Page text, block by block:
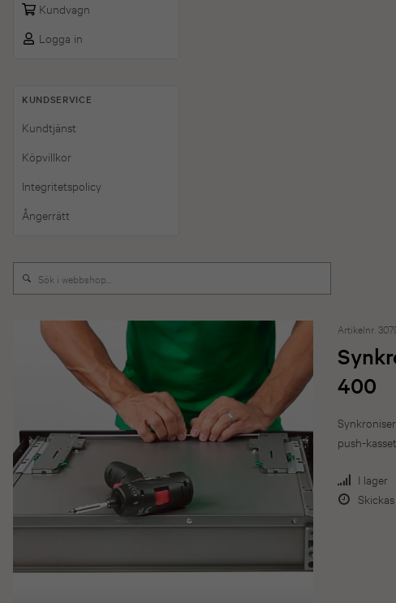
Kundvagn
Logga in
KUNDSERVICE
Kundtjänst
Köpvillkor
Integritetspolicy
Ångerrätt
Artikelnr.
400
push-
I lager